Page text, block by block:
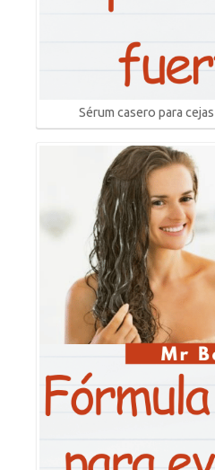
Sérum casero para